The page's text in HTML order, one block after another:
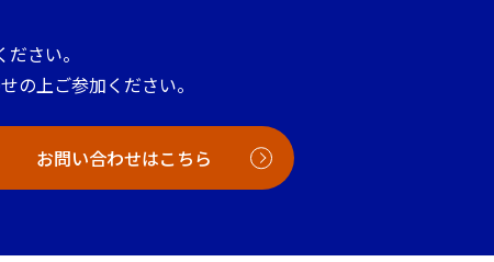
さい。
の上ご参加ください。
お問い合わせはこちら